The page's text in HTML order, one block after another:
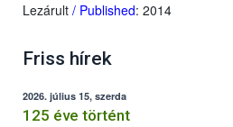
Lezárult / Published: 2014
Friss hírek
2026. július 15, szerda
125 éve történt